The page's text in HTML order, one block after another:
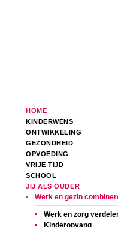
HOME
KINDERWENS
ONTWIKKELING
GEZONDHEID
OPVOEDING
VRIJE TIJD
SCHOOL
JIJ ALS OUDER
Werk en gezin
Werk en zorg
Kinderopvang